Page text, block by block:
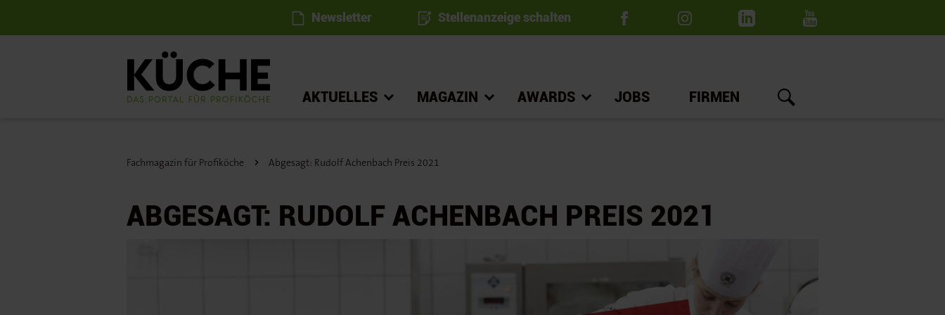
Newsletter Stellenanzeige schalten
AKTUELLES MAGAZIN AWARDS JOBS FIRMEN
Fachmagazin für Profiköche Abgesagt: Rudolf Achenbach Preis 2021
ABGESAGT: RUDOLF ACHENBACH PREIS 2021